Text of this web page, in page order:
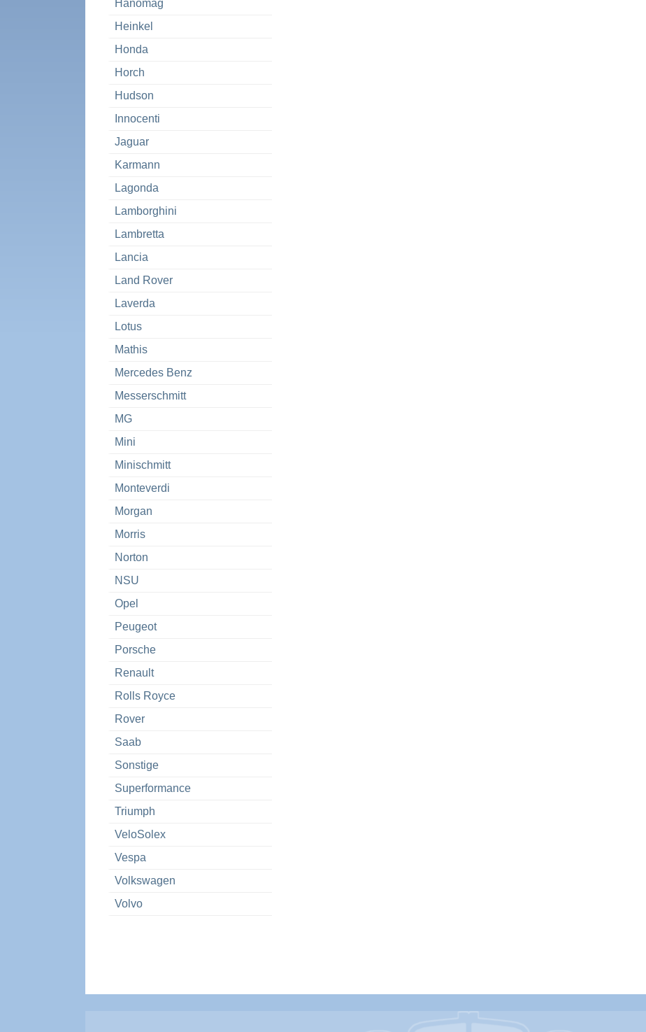
Hanomag
Heinkel
Honda
Horch
Hudson
Innocenti
Jaguar
Karmann
Lagonda
Lamborghini
Lambretta
Lancia
Land Rover
Laverda
Lotus
Mathis
Mercedes Benz
Messerschmitt
MG
Mini
Minischmitt
Monteverdi
Morgan
Morris
Norton
NSU
Opel
Peugeot
Porsche
Renault
Rolls Royce
Rover
Saab
Sonstige
Superformance
Triumph
VeloSolex
Vespa
Volkswagen
Volvo